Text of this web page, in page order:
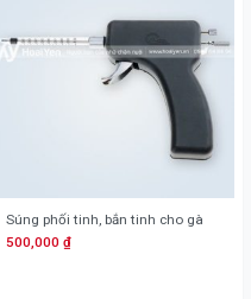
Súng phối tinh, bắn tinh cho gà
500,000 ₫